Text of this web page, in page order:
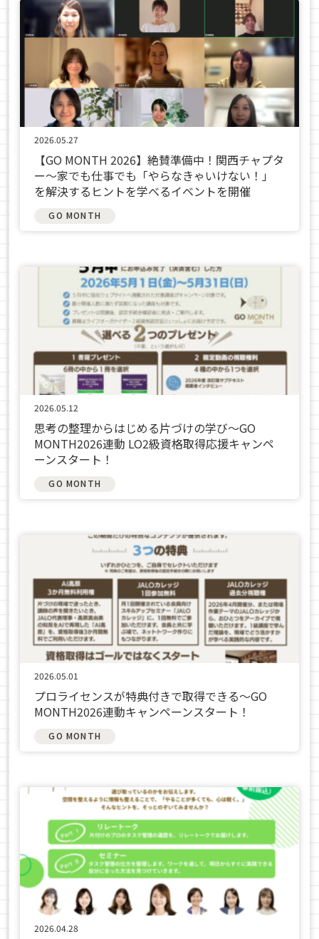
2026.05.27
【GO MONTH 2026】絶賛準備中！関西チャプタ
ー～家でも仕事でも「やらなきゃいけない！」
を解決するヒントを学べるイベントを開催
GO MONTH
2026.05.12
思考の整理からはじめる片づけの学び〜GO
MONTH2026連動 LO2級資格取得応援キャンペ
ーンスタート！
GO MONTH
2026.05.01
プロライセンスが特典付きで取得できる〜GO
MONTH2026連動キャンペーンスタート！
GO MONTH
2026.04.28